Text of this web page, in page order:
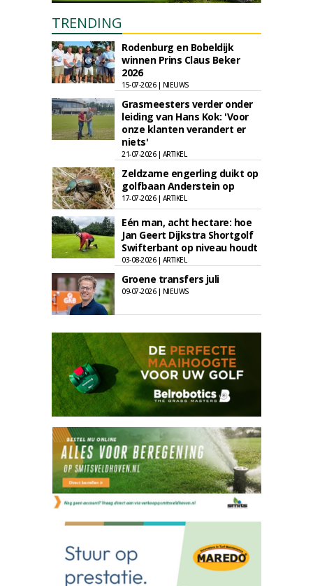
TRENDING
Rodenburg en Bobeldijk
winnen Prins Claus Beker
2026
15-07-2026 | NIEUWS
Grasmeesters verder onder
leiding van Hans Kok: 'Voor
onze klanten verandert er
niets'
21-07-2026 | ARTIKEL
Zeldzame engerling duikt op
golfbaan Anderstein op
17-07-2026 | ARTIKEL
Eén man, acht hectare: hoe
Jan Geert Dijkstra Shortgolf
Swifterbant op niveau houdt
03-08-2026 | ARTIKEL
Groene transfers juli
09-07-2026 | NIEUWS